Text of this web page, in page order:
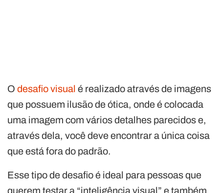
O desafio visual é realizado através de imagens
que possuem ilusão de ótica, onde é colocada
uma imagem com vários detalhes parecidos e,
através dela, você deve encontrar a única coisa
que está fora do padrão.
Esse tipo de desafio é ideal para pessoas que
querem testar a “inteligência visual” e também